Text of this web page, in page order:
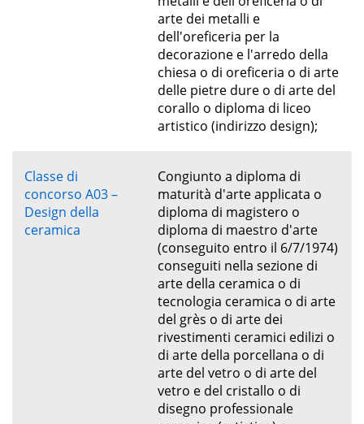
arte dei metalli e
dell'oreficeria per la
decorazione e l'arredo della
chiesa o di oreficeria o di arte
delle pietre dure o di arte del
corallo o diploma di liceo
artistico (indirizzo design);
Classe di
concorso A03 –
Design della
ceramica
Congiunto a diploma di
maturità d'arte applicata o
diploma di magistero o
diploma di maestro d'arte
(conseguito entro il 6/7/1974)
conseguiti nella sezione di
arte della ceramica o di
tecnologia ceramica o di arte
del grès o di arte dei
rivestimenti ceramici edilizi o
di arte della porcellana o di
arte del vetro o di arte del
vetro e del cristallo o di
disegno professionale